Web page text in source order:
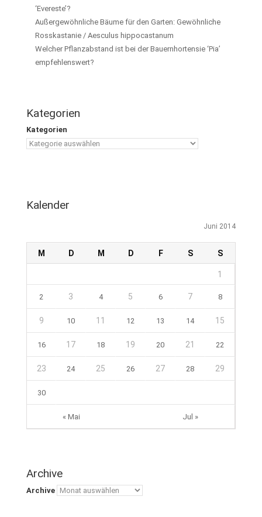
‘Evereste’?
Außergewöhnliche Bäume für den Garten: Gewöhnliche
Rosskastanie / Aesculus hippocastanum
Welcher Pflanzabstand ist bei der Bauernhortensie ‘Pia’
empfehlenswert?
Kategorien
Kategorien
Kalender
Juni 2014
M D M D F S S
« Mai Jul »
1
2 3 4 5 6 7 8
9 10 11 12 13 14 15
16 17 18 19 20 21 22
23 24 25 26 27 28 29
30
Archive
Archive